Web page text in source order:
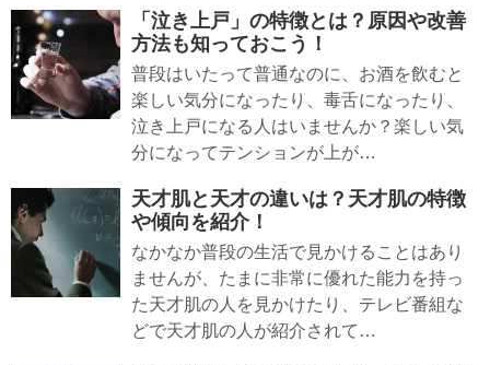
「泣き上戸」の特徴とは？原因や改善
方法も知っておこう！
普段はいたって普通なのに、お酒を飲むと
楽しい気分になったり、毒舌になったり、
泣き上戸になる人はいませんか？楽しい気
分になってテンションが上が…
天才肌と天才の違いは？天才肌の特徴
や傾向を紹介！
なかなか普段の生活で見かけることはあり
ませんが、たまに非常に優れた能力を持っ
た天才肌の人を見かけたり、テレビ番組な
どで天才肌の人が紹介されて…